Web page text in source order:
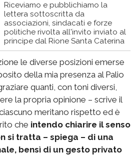
Riceviamo e pubblichiamo la
lettera sottoscritta da
associazioni, sindacati e forze
politiche rivolta all'invito inviato al
principe dal Rione Santa Caterina
le diverse posizioni emerse
della mia presenza al Palio
quanti, con toni diversi,
la propria opinione – scrive il
meritano rispetto ed è
che intendo chiarire il senso
si tratta – spiega – di una
bensì di un gesto privato